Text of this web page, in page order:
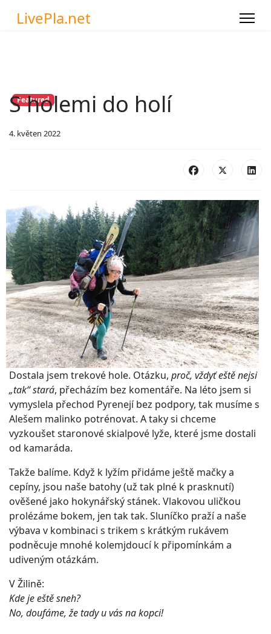
LivePla.net
Featured
S holemi do holí
4. květen 2022
Dostala jsem trekové hole. Otázku, proč, vždyť eště nejsi
„tak“ stará, přecházím bez komentáře. Na léto jsem si
vymyslela přechod Pyrenejí bez podpory, tak musíme s
Alešem malinko potrénovat. A taky si chceme
vyzkoušet staronové skialpové lyže, které jsme dostali
od kamaráda.
Takže balíme. Když k lyžím přidáme ještě mačky a
cepíny, jsou naše batohy (už tak plné k prasknutí)
ověšené jako hokynářský stánek. Vlakovou uličkou
prolézáme bokem, jen tak tak. Sluníčko praží a naše
výbava v kombinaci s trikem s krátkým rukávem
podněcuje mnohé kolemjdoucí k připomínkám a
udiveným otázkám.
V Žilině:
Kde je eště sneh?
No, doufáme, že tady u vás na kopci!